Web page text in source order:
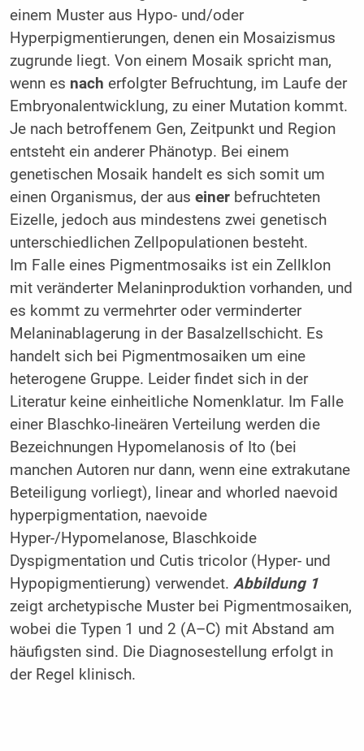
einem Muster aus Hypo- und/oder
Hyperpigmentierungen, denen ein Mosaizismus
zugrunde liegt. Von einem Mosaik spricht man,
wenn es nach erfolgter Befruchtung, im Laufe der
Embryonalentwicklung, zu einer Mutation kommt.
Je nach betroffenem Gen, Zeitpunkt und Region
entsteht ein anderer Phänotyp. Bei einem
genetischen Mosaik handelt es sich somit um
einen Organismus, der aus einer befruchteten
Eizelle, jedoch aus mindestens zwei genetisch
unterschiedlichen Zellpopulationen besteht.
Im Falle eines Pigmentmosaiks ist ein Zellklon
mit veränderter Melaninproduktion vorhanden, und
es kommt zu vermehrter oder verminderter
Melaninablagerung in der Basalzellschicht. Es
handelt sich bei Pigmentmosaiken um eine
heterogene Gruppe. Leider findet sich in der
Literatur keine einheitliche Nomenklatur. Im Falle
einer Blaschko-lineären Verteilung werden die
Bezeichnungen Hypomelanosis of Ito (bei
manchen Autoren nur dann, wenn eine extrakutane
Beteiligung vorliegt), linear and whorled naevoid
hyperpigmentation, naevoide
Hyper-/Hypomelanose, Blaschkoide
Dyspigmentation und Cutis tricolor (Hyper- und
Hypopigmentierung) verwendet. Abbildung 1
zeigt archetypische Muster bei Pigmentmosaiken,
wobei die Typen 1 und 2 (A–C) mit Abstand am
häufigsten sind. Die Diagnosestellung erfolgt in
der Regel klinisch.